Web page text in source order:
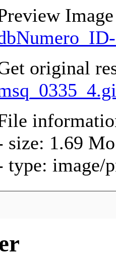
Image
original
size: 1.69 Mo
type: image/